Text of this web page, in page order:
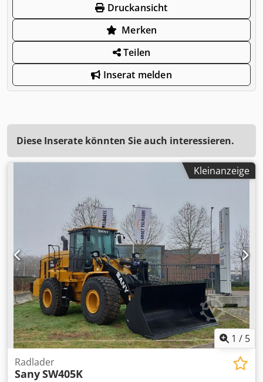
Druckansicht
Merken
Teilen
Inserat melden
Diese Inserate könnten Sie auch interessieren.
Kleinanzeige
1 / 5
Radlader
SanySW405K